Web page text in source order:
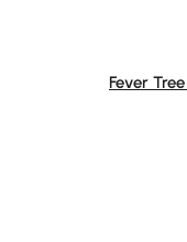
Durchschnittliche
Fever